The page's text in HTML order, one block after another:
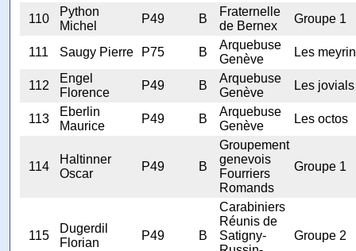
110
Python
Michel
P49 B
Fraternelle
de Bernex
Groupe 1
111 Saugy Pierre P75 B
Arquebuse
Genève
Les
112
Engel
Florence
P49 B
Arquebuse
Genève
Les jovials
113
Eberlin
Maurice
P49 B
Arquebuse
Genève
Les octos
114
Haltinner
Oscar
P49 B
Groupement
genevois
Fourriers
Romands
Groupe 1
115
Dugerdil
Florian
P49 B
Carabiniers
Réunis de
Satigny-
Groupe 2